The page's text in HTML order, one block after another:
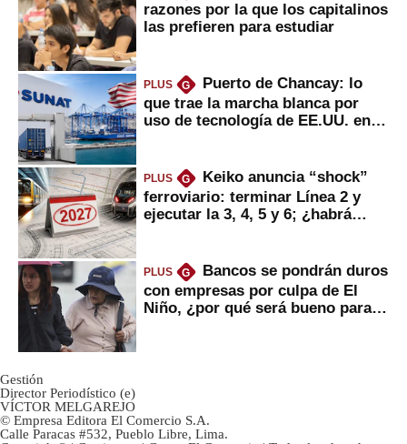
razones por la que los capitalinos
las prefieren para estudiar
PLUS G
Puerto de Chancay: lo
que trae la marcha blanca por
uso de tecnología de EE.UU. en
PLUS G
Keiko anuncia “shock”
ferroviario: terminar Línea 2 y
ejecutar la 3, 4, 5 y 6; ¿habrá
PLUS G
Bancos se pondrán duros
con empresas por culpa de El
Niño, ¿por qué será bueno para
Gestión
Director Periodístico (e)
VÍCTOR MELGAREJO
© Empresa Editora El Comercio S.A.
Calle Paracas #532, Pueblo Libre, Lima.